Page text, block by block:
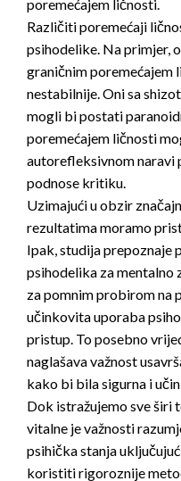
poremećajem ličnosti.
Različiti poremećaji
psihodelike. Na primjer,
graničnim poremećajem
nestabilnije. Oni sa
mogli bi postati
poremećajem ličnosti
autorefleksivnom naravi
podnose kritiku.
Uzimajući u obzir
rezultatima moramo
Ipak, studija
psihodelika za mentalno
za pomnim probirom na
učinkovita uporaba
pristup. To posebno
naglašava važnost
kako bi bila sigurna i
Dok istražujemo sve širi
vitalne je važnosti
psihička stanja
koristiti rigoroznije